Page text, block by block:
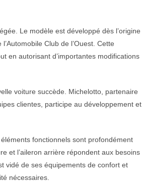
Le modèle est développé dès l’origine
Club de l’Ouest. Cette
en autorisant d’importantes modifications
voiture succède. Michelotto, partenaire
clientes, participe au développement et
fonctionnels sont profondément
et l’aileron arrière répondent aux besoins
vidé de ses équipements de confort et
nécessaires.